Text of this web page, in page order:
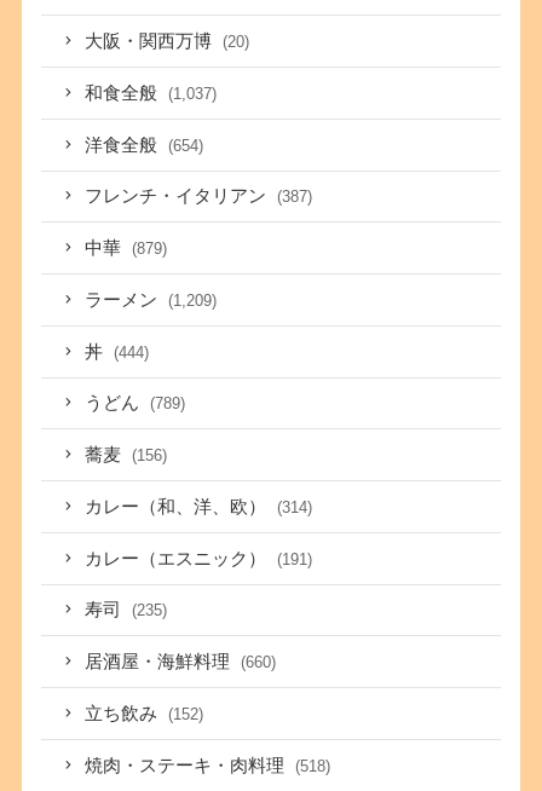
大阪・関西万博 (20)
和食全般 (1,037)
洋食全般 (654)
フレンチ・イタリアン (387)
中華 (879)
ラーメン (1,209)
丼 (444)
うどん (789)
蕎麦 (156)
カレー（和、洋、欧） (314)
カレー（エスニック） (191)
寿司 (235)
居酒屋・海鮮料理 (660)
立ち飲み (152)
焼肉・ステーキ・肉料理 (518)